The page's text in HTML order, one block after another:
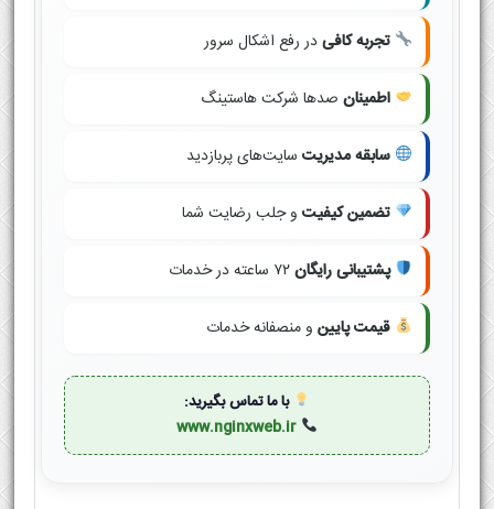
تجربه کافیدر رفع اشکال سرور
اطمینان صدها شرکت هاستینگ
سابقه مدیریت سایت‌های پربازدید
تضمین کیفیت و جلب رضایت شما
پشتیبانی رایگان۷۲ ساعته در خدمات
قیمت پایین و منصفانه خدمات
با ما تماس بگیرید:
www.nginxweb.ir